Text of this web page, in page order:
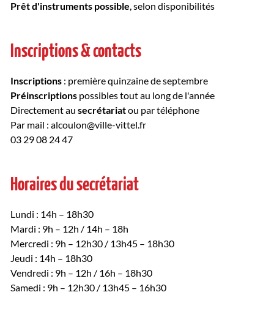
Prêt d'instruments possible, selon disponibilités
Inscriptions & contacts
Inscriptions : première quinzaine de septembre
Préinscriptions possibles tout au long de l'année
Directement au secrétariatou par téléphone
Par mail : alcoulon@ville-vittel.fr
03 29 08 24 47
Horaires du secrétariat
Lundi : 14h – 18h30
Mardi : 9h – 12h / 14h – 18h
Mercredi : 9h – 12h30 / 13h45 – 18h30
Jeudi : 14h – 18h30
Vendredi : 9h – 12h / 16h – 18h30
Samedi : 9h – 12h30 / 13h45 – 16h30